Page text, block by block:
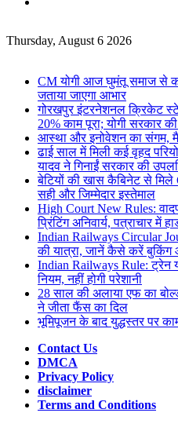
for
Thursday, August 6 2026
CM योगी आज घुमंतू समाज से
जताया जाएगा आभार
गोरखपुर इंटरनेशनल क्रिकेट
20% काम पूरा; योगी सरकार
आस्था और इनोवेशन का संगम,
ढाई साल में मिली कई वृहद
यादव ने गिनाईं सरकार की
बेटियों की खास कैबिनेट से
सही और जिम्मेदार इस्तेमाल
High Court New Rules:
प्रिंटिंग अनिवार्य, पत्राचार में
Indian Railways Circular
की यात्रा, जानें कैसे करें बुकिंग
Indian Railways Rule: ट्रेन
नियम, नहीं होगी परेशानी
28 साल की अलाया एफ का
ने जीता फैंस का दिल
भूमिपूजन के बाद युद्धस्तर पर
Contact Us
DMCA
Privacy Policy
disclaimer
Terms and Conditions